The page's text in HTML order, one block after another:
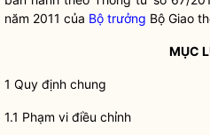
năm 2011 của Bộ trưởng Bộ Giao
MỤC
1 Quy định chung
1.1 Phạm vi điều chỉnh